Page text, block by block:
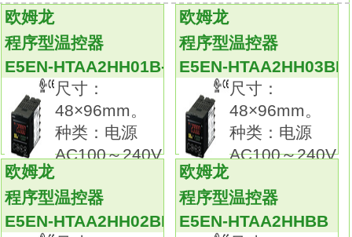
事件输入点数：--。
传送输出：可传送输出（使用控制输出）
E5EN-HTAA3BFMD-500
通信：--。
通用温控器新增高性能（高分辨率、高速、高
精度输入）型产品。
支持简易运算、预防维护，采用新型液晶，可
视角度、对比度得以提升。
高分辨率的5位显示/可显示0.01°C（实现了
48×48mm的小尺寸）。
高速采样周期60ms。
欧姆龙
程序型温控器
E5EN-HTAA2HH01B-FLK
尺寸：
48×96mm。
种类：电源
AC100～240V
欧姆龙
程序型温控器
E5EN-
尺寸：
48×96mm。
种类：电源
AC100～240V
欧姆龙
程序型温控器
E5EN-HTAA2HH02BD-FLK
欧姆龙
程序型温控器
E5EN-HTAA2HHBB